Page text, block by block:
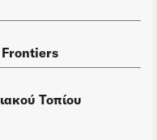
Frontiers
Τοπίου